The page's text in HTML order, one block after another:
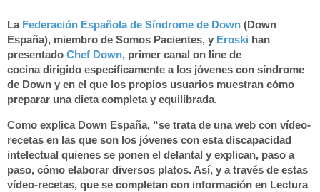
La Federación Española de Síndrome de Down (Down
España), miembro de Somos Pacientes, y Eroski han
presentado Chef Down, primer canal on line de
cocinadirigido específicamente a los jóvenes con síndrome
de Down y en el que los propios usuarios muestran cómo
preparar una dietacompleta y equilibrada.
Como explica Down España, “se trata de una web con vídeo-
recetas en las que son los jóvenes con estadiscapacidad
intelectual quienes se ponen el delantal y explican, paso a
paso, cómo elaborar diversos platos. Así, y a través de estas
vídeo-recetas, que se completan con información en Lectura